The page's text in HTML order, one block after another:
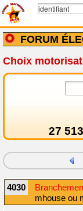
FORUM
Choix
27 513
4030
mhouse ou